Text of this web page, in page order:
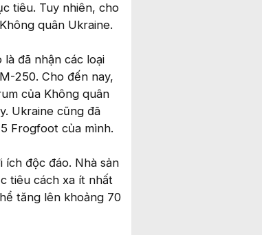
tiêu. Tuy nhiên, cho
quân Ukraine.
đã nhận các loại
250. Cho đến nay,
của Không quân
Ukraine cũng đã
Frogfoot của mình.
độc đáo. Nhà sản
tiêu cách xa ít nhất
tăng lên khoảng 70